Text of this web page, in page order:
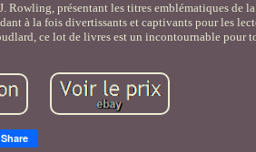
présentant les titres emblématiques de
à la fois divertissants et captivants pour les
ce lot de livres est un incontournable pour
Share